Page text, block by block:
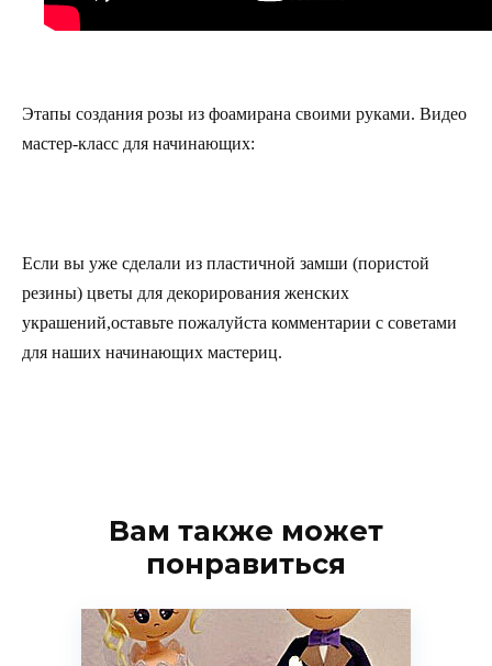
Этапы создания розы из фоамирана своими руками. Видео
мастер-класс для начинающих:
Если вы уже сделали из пластичной замши (пористой
резины) цветы для декорирования женских
украшений,оставьте пожалуйста комментарии с советами
для наших начинающих мастериц.
Вам также может
понравиться